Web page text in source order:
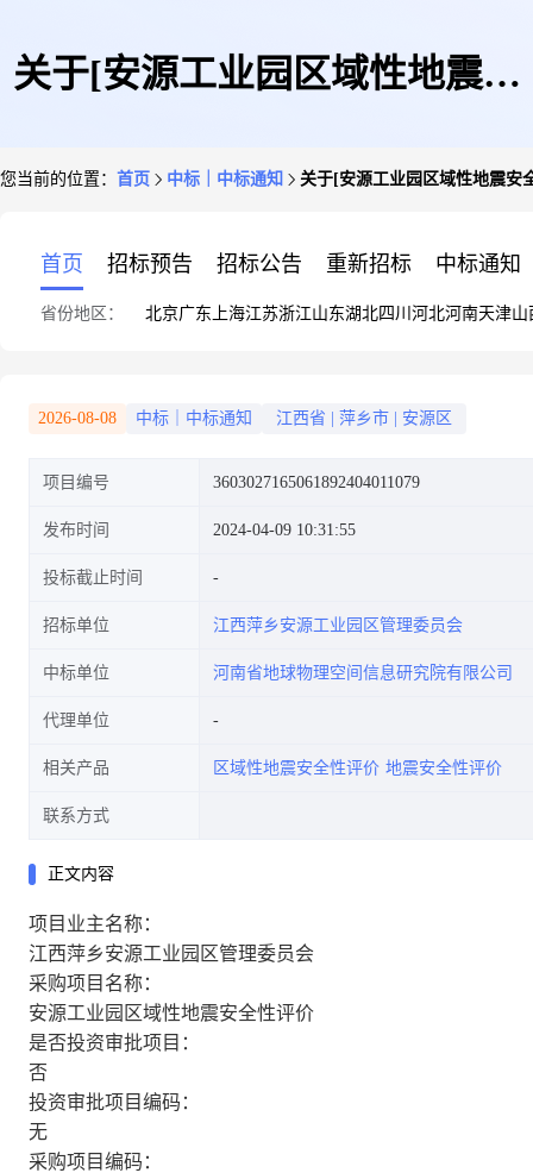
关于[安源工业园区域性地震安
您当前的位置： 首页 中标｜中标通知 关于[安源工业园区域性地震安
首页 招标预告 招标公告 重新招标 中标通知
省份地区： 北京广东 上海江苏浙江山东湖北四川 河北河南天津山
2026-08-08 中标｜中标通知 江西省 萍乡市 安源区
项目编号 3603027165061892404011079
发布时间 2024-04-09 10:31:55
投标截止时间
招标单位 江西萍乡安源工业园区管理委员会
中标单位 河南省地球物理空间信息研究院有限公司
代理单位
相关产品 区域性地震安全性评价 地震安全性评价
联系方式
正文内容
项目业主名称：
江西萍乡安源工业园区管理委员会
采购项目名称：
安源工业园区域性地震安全性评价
是否投资审批项目：
否
投资审批项目编码：
无
采购项目编码：